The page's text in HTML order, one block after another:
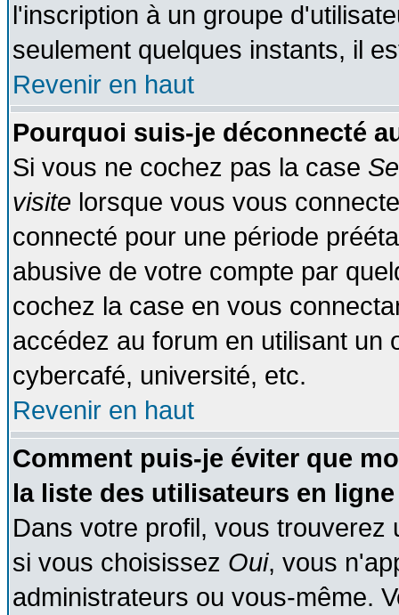
l'inscription à un groupe
seulement quelques instants, il
Revenir en haut
Pourquoi suis-je déconnecté
Si vous ne cochez pas la case
visite lorsque vous vous
connecté pour une période
abusive de votre compte par
cochez la case en vous
accédez au forum en utilisant un
cybercafé, université, etc.
Revenir en haut
Comment puis-je éviter que
la liste des utilisateurs en
Dans votre profil, vous trouverez
si vous choisissez Oui, vous
administrateurs ou vous-même.